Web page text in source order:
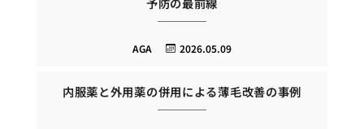
2026.05.09
AGA
内服薬と外用薬の併用による薄毛改善の事例